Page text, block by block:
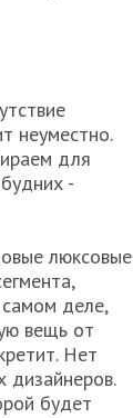
неуместно.
для
-
люксовые
деле,
вещь от
Нет
дизайнеров.
будет